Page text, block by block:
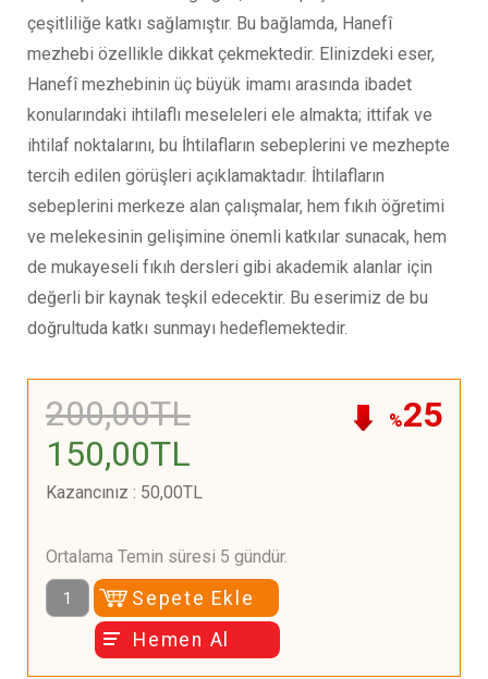
çeşitliliğe katkı sağlamıştır. Bu bağlamda, Hanefî
mezhebi özellikle dikkat çekmektedir. Elinizdeki eser,
Hanefî mezhebinin üç büyük imamı arasında ibadet
konularındaki ihtilaflı meseleleri ele almakta; ittifak ve
ihtilaf noktalarını, bu İhtilafların sebeplerini ve mezhepte
tercih edilen görüşleri açıklamaktadır. İhtilafların
sebeplerini merkeze alan çalışmalar, hem fıkıh öğretimi
ve melekesinin gelişimine önemli katkılar sunacak, hem
de mukayeseli fıkıh dersleri gibi akademik alanlar için
değerli bir kaynak teşkil edecektir. Bu eserimiz de bu
doğrultuda katkı sunmayı hedeflemektedir.
%25
200,00TL
150,00TL
Kazancınız : 50,00TL
Ortalama Temin süresi 5 gündür.
Sepete Ekle
Hemen Al